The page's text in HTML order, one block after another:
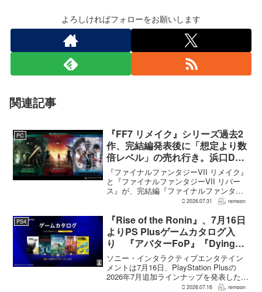
よろしければフォローをお願いします
関連記事
PC
『FF7 リメイク』シリーズ過去2
作、完結編発表後に「想定より数
倍レベル」の売れ行き。浜口Dが
明かす
『ファイナルファンタジーVII リメイク』
と『ファイナルファンタジーVII リバー
ス』が、完結編『ファイナルファンタジ
ーVII リベレーション』の発表後、「我々
ると、シリーズディレクターの浜口直樹
氏がAU...
2026.07.31 remoon
PS4
『Rise of the Ronin』、7月16日
よりPS Plusゲームカタログ入
り 『アバターFoP』『Dying
Light』なども順次配信
ソニー・インタラクティブエンタテイン
メントは7月16日、PlayStation Plusの
2026年7月追加ラインナップを発表した。
幕末の日本を舞台とするTeam NINJAのオ
2026.07.16 remoon